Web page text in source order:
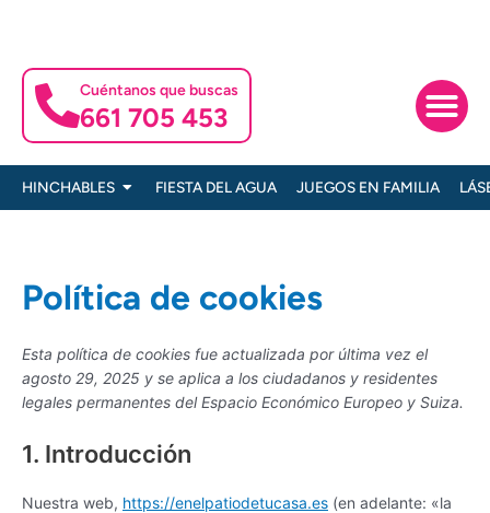
Cuéntanos que buscas
661 705 453
HINCHABLES Abrir HINCHABLES
FIESTA DEL AGUA JUEGOS EN FAMILIA
Política de cookies
Esta política de cookies fue actualizada por última vez el
agosto 29, 2025 y se aplica a los ciudadanos y residentes
legales permanentes del Espacio Económico Europeo y Suiza.
1. Introducción
Nuestra web, https://enelpatiodetucasa.es (en adelante: «la
Consent
to
service
Consent
to
service
Consent
to
service
Consent
to
service
Consent
to
service
Consent
to
service
Consent
to
service
Consent
to
service
Consent
to
service
Consent
to
service